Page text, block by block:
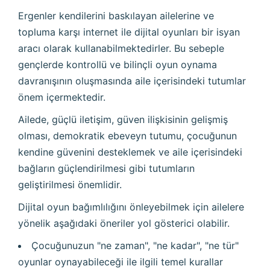
Ergenler kendilerini baskılayan ailelerine ve
topluma karşı internet ile dijital oyunları bir isyan
aracı olarak kullanabilmektedirler. Bu sebeple
gençlerde kontrollü ve bilinçli oyun oynama
davranışının oluşmasında aile içerisindeki tutumlar
önem içermektedir.
Ailede, güçlü iletişim, güven ilişkisinin gelişmiş
olması, demokratik ebeveyn tutumu, çocuğunun
kendine güvenini desteklemek ve aile içerisindeki
bağların güçlendirilmesi gibi tutumların
geliştirilmesi önemlidir.
Dijital oyun bağımlılığını önleyebilmek için ailelere
yönelik aşağıdaki öneriler yol gösterici olabilir.
Çocuğunuzun "ne zaman", "ne kadar", "ne tür"
oyunlar oynayabileceği ile ilgili temel kurallar